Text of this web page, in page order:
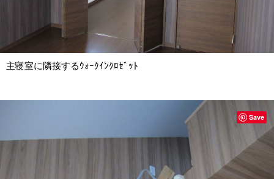
主寝室に隣接するｳｫｰｸｲﾝｸﾛｾﾞｯﾄ
Save